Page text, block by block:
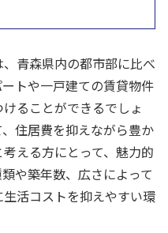
青森県内の都市部に比べ
トや一戸建ての賃貸物件
ることができるでしょ
住居費を抑えながら豊か
える方にとって、魅力的
や築年数、広さによって
活コストを抑えやすい環